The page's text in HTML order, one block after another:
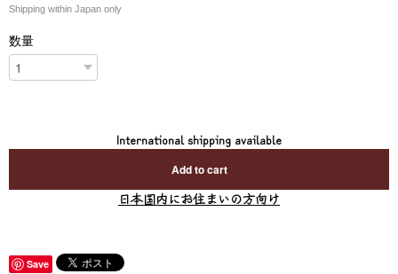
Shipping within Japan only
数量
International shipping available
Add to cart
日本国内にお住まいの方向け
Save